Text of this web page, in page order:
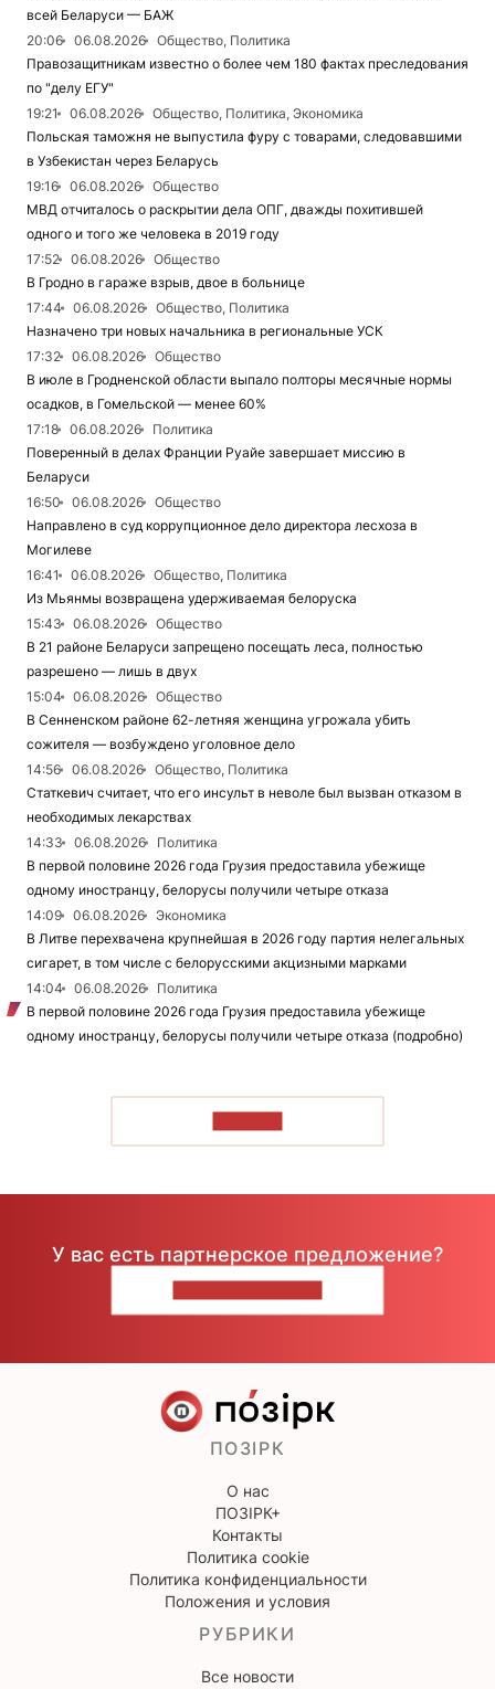
всей Беларуси — БАЖ
20:06
06.08.2026
Общество, Политика
Правозащитникам известно о более чем 180 фактах преследования
по "делу ЕГУ"
19:21
06.08.2026
Общество, Политика, Экономика
Польская таможня не выпустила фуру с товарами, следовавшими
в Узбекистан через Беларусь
19:16
06.08.2026
Общество
МВД отчиталось о раскрытии дела ОПГ, дважды похитившей
одного и того же человека в 2019 году
17:52
06.08.2026
Общество
В Гродно в гараже взрыв, двое в больнице
17:44
06.08.2026
Общество, Политика
Назначено три новых начальника в региональные УСК
17:32
06.08.2026
Общество
В июле в Гродненской области выпало полторы месячные нормы
осадков, в Гомельской — менее 60%
17:18
06.08.2026
Политика
Поверенный в делах Франции Руайе завершает миссию в
Беларуси
16:50
06.08.2026
Общество
Направлено в суд коррупционное дело директора лесхоза в
Могилеве
16:41
06.08.2026
Общество, Политика
Из Мьянмы возвращена удерживаемая белоруска
15:43
06.08.2026
Общество
В 21 районе Беларуси запрещено посещать леса, полностью
разрешено — лишь в двух
15:04
06.08.2026
Общество
В Сенненском районе 62-летняя женщина угрожала убить
сожителя — возбуждено уголовное дело
14:56
06.08.2026
Общество, Политика
Статкевич считает, что его инсульт в неволе был вызван отказом в
необходимых лекарствах
14:33
06.08.2026
Политика
В первой половине 2026 года Грузия предоставила убежище
одному иностранцу, белорусы получили четыре отказа
14:09
06.08.2026
Экономика
В Литве перехвачена крупнейшая в 2026 году партия нелегальных
сигарет, в том числе с белорусскими акцизными марками
14:04
06.08.2026
Политика
В первой половине 2026 года Грузия предоставила убежище
одному иностранцу, белорусы получили четыре отказа (подробно)
У вас есть партнерское предложение?
ПОЗІРК
О нас
ПОЗІРК+
Контакты
Политика cookie
Политика конфиденциальности
Положения и условия
РУБРИКИ
Все новости